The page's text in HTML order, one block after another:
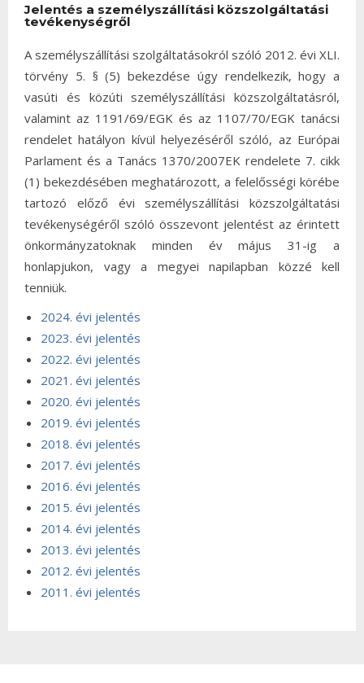
Jelentés a személyszállítási közszolgáltatási
tevékenységről
A személyszállítási szolgáltatásokról szóló 2012. évi XLI.
törvény 5. § (5) bekezdése úgy rendelkezik, hogy a
vasúti és közúti személyszállítási közszolgáltatásról,
valamint az 1191/69/EGK és az 1107/70/EGK tanácsi
rendelet hatályon kívül helyezéséről szóló, az Európai
Parlament és a Tanács 1370/2007EK rendelete 7. cikk
(1) bekezdésében meghatározott, a felelősségi körébe
tartozó előző évi személyszállítási közszolgáltatási
tevékenységéről szóló összevont jelentést az érintett
önkormányzatoknak minden év május 31-ig a
honlapjukon, vagy a megyei napilapban közzé kell
tenniük.
2024. évi jelentés
2023. évi jelentés
2022. évi jelentés
2021. évi jelentés
2020. évi jelentés
2019. évi jelentés
2018. évi jelentés
2017. évi jelentés
2016. évi jelentés
2015. évi jelentés
2014. évi jelentés
2013. évi jelentés
2012. évi jelentés
2011. évi jelentés